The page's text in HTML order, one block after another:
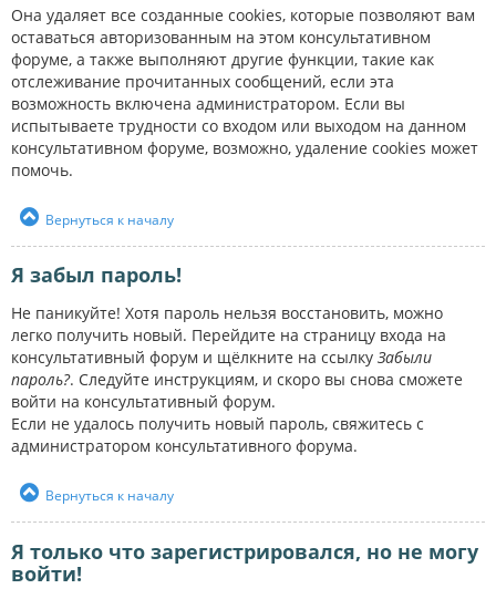
Она удаляет все созданные cookies, которые позволяют вам
оставаться авторизованным на этом консультативном
форуме, а также выполняют другие функции, такие как
отслеживание прочитанных сообщений, если эта
возможность включена администратором. Если вы
испытываете трудности со входом или выходом на данном
консультативном форуме, возможно, удаление cookies может
помочь.
Вернуться к началу
Я забыл пароль!
Не паникуйте! Хотя пароль нельзя восстановить, можно
легко получить новый. Перейдите на страницу входа на
консультативный форум и щёлкните на ссылку Забыли
пароль?. Следуйте инструкциям, и скоро вы снова сможете
войти на консультативный форум.
Если не удалось получить новый пароль, свяжитесь с
администратором консультативного форума.
Вернуться к началу
Я только что зарегистрировался, но не могу
войти!